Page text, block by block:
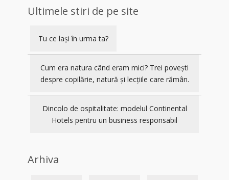
Ultimele stiri de pe site
Tu ce lași în urma ta?
Cum era natura când eram mici? Trei povești
despre copilărie, natură și lecțiile care rămân.
Dincolo de ospitalitate: modelul Continental
Hotels pentru un business responsabil
Arhiva